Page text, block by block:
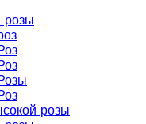
розы
розы